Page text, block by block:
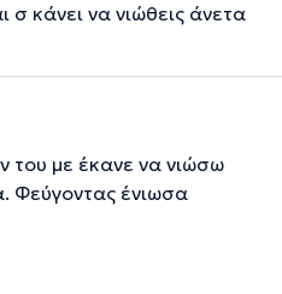
σ κάνει να νιώθεις άνετα
του με έκανε να νιώσω
Φεύγοντας ένιωσα